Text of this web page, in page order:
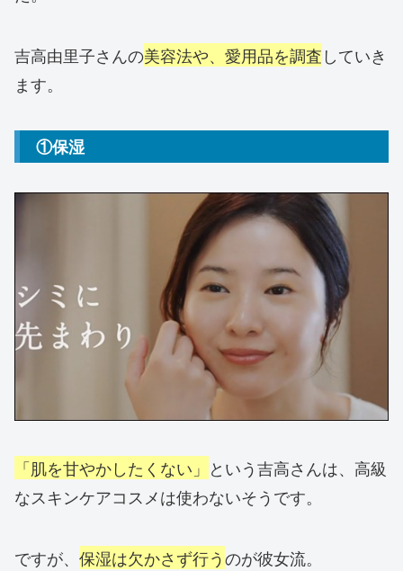
吉高由里子さんの美容法や、愛用品を調査していき
ます。
①保湿
「肌を甘やかしたくない」 という吉高さんは、高級
なスキンケアコスメは使わないそうです。
ですが、 保湿は欠かさず行うのが彼女流。